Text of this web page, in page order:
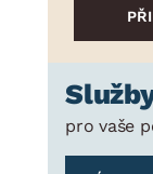
pro vaše